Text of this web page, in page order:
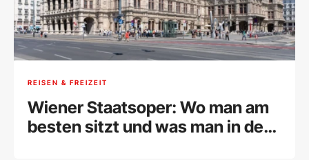
REISEN & FREIZEIT
Wiener Staatsoper: Wo man am
besten sitzt und was man in der